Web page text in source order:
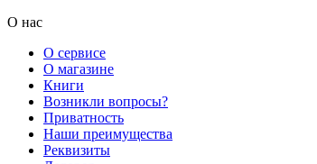
О нас
О сервисе
О магазине
Книги
Возникли вопросы?
Приватность
Наши преимущества
Реквизиты